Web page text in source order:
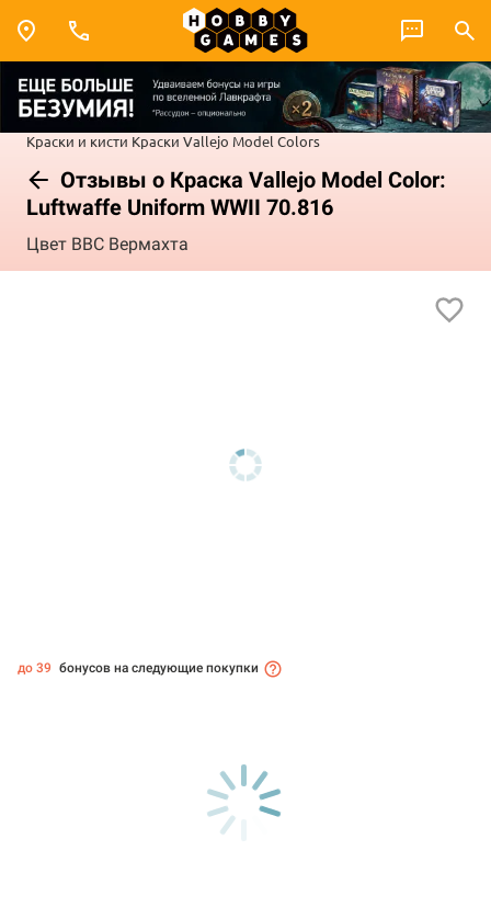
Краски и кисти Краски Vallejo Model Colors
Отзывы о Краска Vallejo Model Color:
Luftwaffe Uniform WWII 70.816
Цвет ВВС Вермахта
до 39 бонусов на следующие покупки